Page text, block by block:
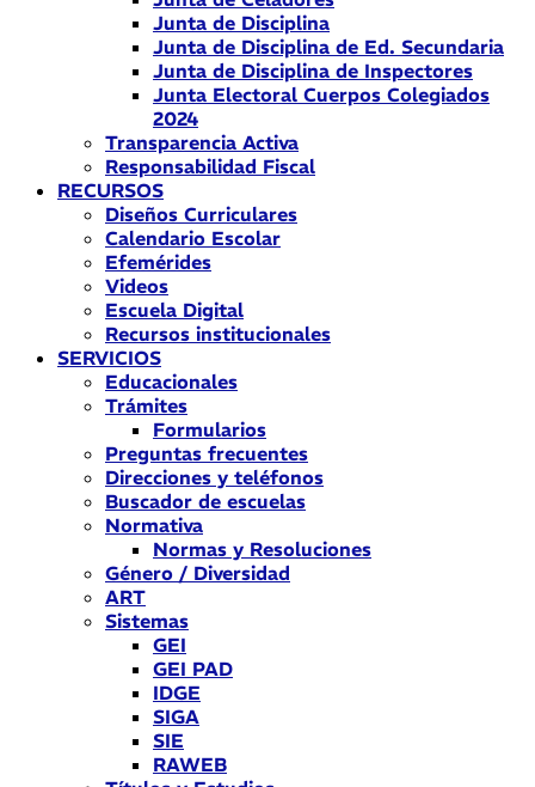
Junta de Disciplina
Junta de Disciplina de Ed. Secundaria
Junta de Disciplina de Inspectores
Junta Electoral Cuerpos Colegiados
2024
Transparencia Activa
Responsabilidad Fiscal
RECURSOS
Diseños Curriculares
Calendario Escolar
Efemérides
Videos
Escuela Digital
Recursos institucionales
SERVICIOS
Educacionales
Trámites
Formularios
Preguntas frecuentes
Direcciones y teléfonos
Buscador de escuelas
Normativa
Normas y Resoluciones
Género / Diversidad
ART
Sistemas
GEI
GEI PAD
IDGE
SIGA
SIE
RAWEB